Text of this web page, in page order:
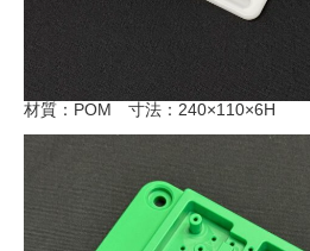
材質：POM 寸法：240×110×6H